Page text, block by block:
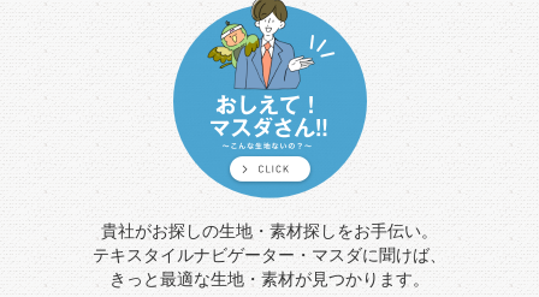
貴社がお探しの生地・素材探しをお手伝い。
テキスタイルナビゲーター・マスダに聞けば、
きっと最適な生地・素材が見つかります。